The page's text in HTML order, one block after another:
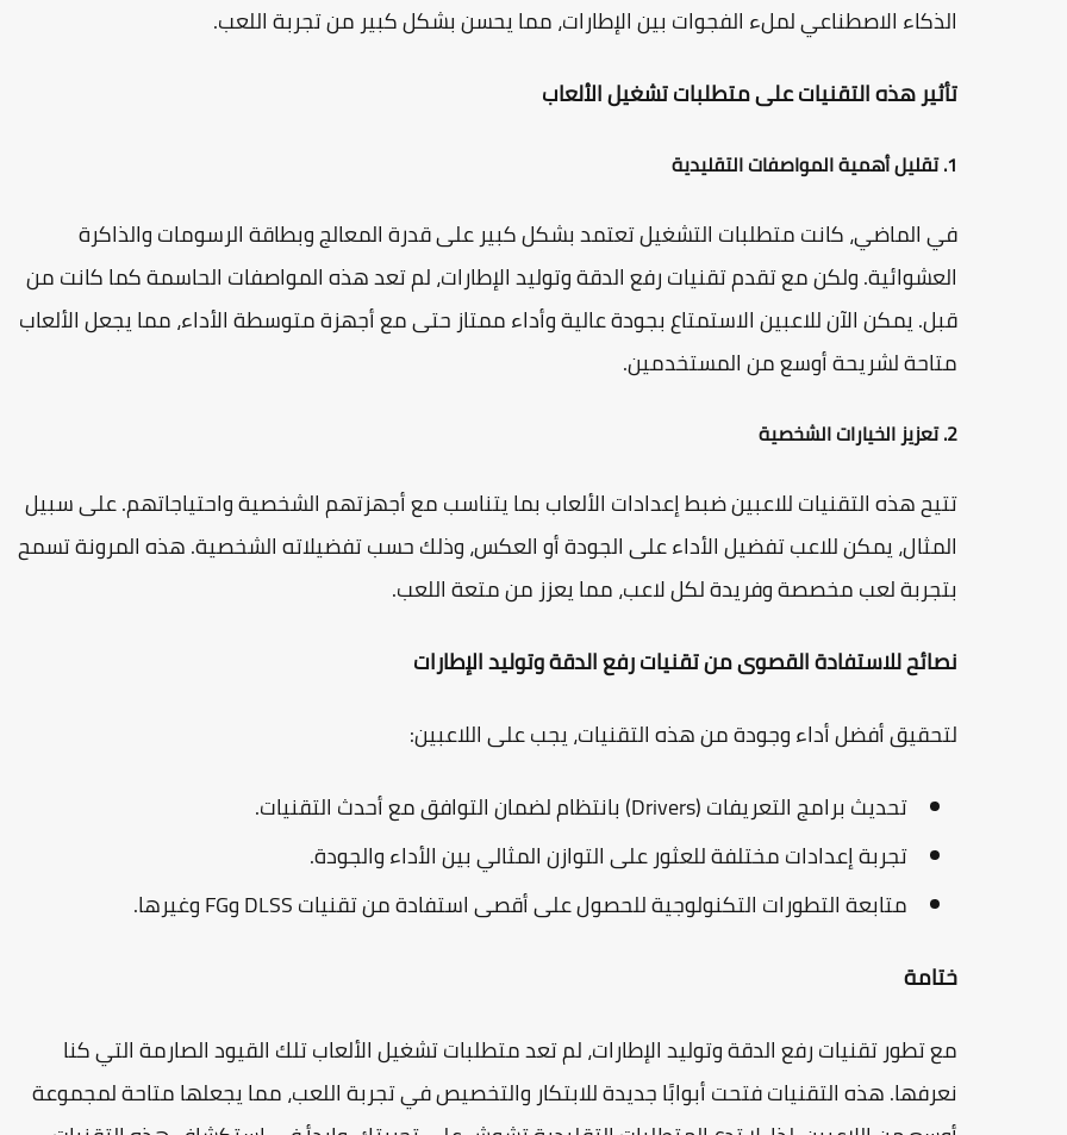
الذكاء الاصطناعي لملء الفجوات بين الإطارات، مما يحسن بشكل كبير من تجربة اللعب.
تأثير هذه التقنيات على متطلبات تشغيل الألعاب
1. تقليل أهمية المواصفات التقليدية
في الماضي، كانت متطلبات التشغيل تعتمد بشكل كبير على قدرة المعالج وبطاقة الرسومات والذاكرة
العشوائية. ولكن مع تقدم تقنيات رفع الدقة وتوليد الإطارات، لم تعد هذه المواصفات الحاسمة كما كانت من
قبل. يمكن الآن للاعبين الاستمتاع بجودة عالية وأداء ممتاز حتى مع أجهزة متوسطة الأداء، مما يجعل الألعاب
متاحة لشريحة أوسع من المستخدمين.
2. تعزيز الخيارات الشخصية
تتيح هذه التقنيات للاعبين ضبط إعدادات الألعاب بما يتناسب مع أجهزتهم الشخصية واحتياجاتهم. على سبيل
المثال، يمكن للاعب تفضيل الأداء على الجودة أو العكس، وذلك حسب تفضيلاته الشخصية. هذه المرونة تسمح
بتجربة لعب مخصصة وفريدة لكل لاعب، مما يعزز من متعة اللعب.
نصائح للاستفادة القصوى من تقنيات رفع الدقة وتوليد الإطارات
لتحقيق أفضل أداء وجودة من هذه التقنيات، يجب على اللاعبين:
تحديث برامج التعريفات (Drivers) بانتظام لضمان التوافق مع أحدث التقنيات.
تجربة إعدادات مختلفة للعثور على التوازن المثالي بين الأداء والجودة.
متابعة التطورات التكنولوجية للحصول على أقصى استفادة من تقنياتDLSSوFGوغيرها.
ختامة
مع تطور تقنيات رفع الدقة وتوليد الإطارات، لم تعد متطلبات تشغيل الألعاب تلك القيود الصارمة التي كنا
نعرفها. هذه التقنيات فتحت أبوابًا جديدة للابتكار والتخصيص في تجربة اللعب، مما يجعلها متاحة لمجموعة